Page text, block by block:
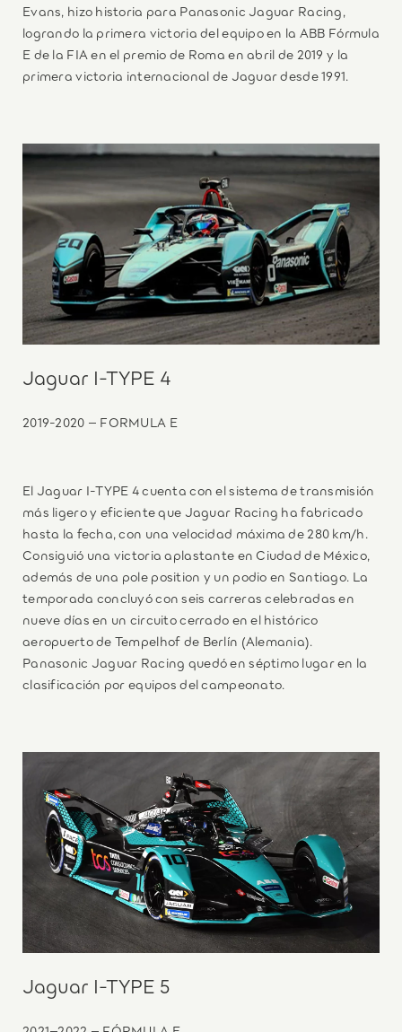
Evans, hizo historia para Panasonic Jaguar Racing,
logrando la primera victoria del equipo en la ABB Fórmula
E de la FIA en el premio de Roma en abril de 2019 y la
primera victoria internacional de Jaguar desde 1991.
Jaguar I-TYPE 4
2019-2020 – FORMULA E
El Jaguar I-TYPE 4 cuenta con el sistema de transmisión
más ligero y eficiente que Jaguar Racing ha fabricado
hasta la fecha, con una velocidad máxima de 280 km/h.
Consiguió una victoria aplastante en Ciudad de México,
además de una pole position y un podio en Santiago. La
temporada concluyó con seis carreras celebradas en
nueve días en un circuito cerrado en el histórico
aeropuerto de Tempelhof de Berlín (Alemania).
Panasonic Jaguar Racing quedó en séptimo lugar en la
clasificación por equipos del campeonato.
Jaguar I-TYPE 5